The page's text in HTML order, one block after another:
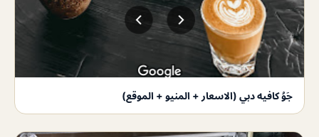
جَوُ كافيه دبي (الاسعار + المنيو + الموقع)